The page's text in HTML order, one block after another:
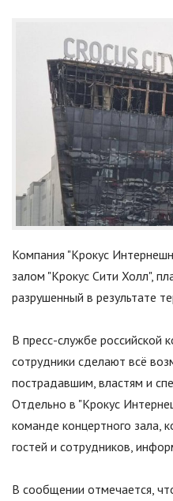
Компания "Крокус
залом "Крокус Сити Холл",
разрушенный в результате
В пресс-службе российской
сотрудники сделают всё
пострадавшим, властям и
Отдельно в "Крокус
команде концертного зала,
гостей и сотрудников,
В сообщении отмечается,